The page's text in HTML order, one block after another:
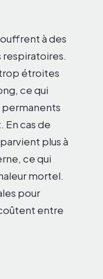
à des
étroites
ce qui
En cas de
plus à
ce qui
mortel.
pour
entre